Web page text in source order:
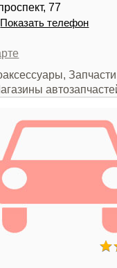
77
Показать телефон